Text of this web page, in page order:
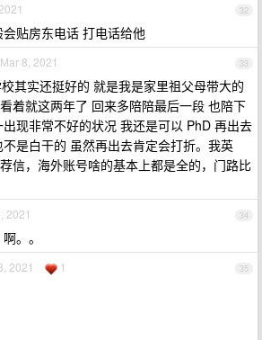
32
贴房东电话 打电话给他
33
Mar 8, 2021
其实还挺好的 就是我是家里祖父母带大的
着就这两年了 回来多陪陪最后一段 也陪下
现非常不好的状况 我还是可以 PhD 再出去
是白干的 虽然再出去肯定会打折。我英
信，海外账号啥的基本上都是全的，门路比
34
2021
。。
35
2021 1